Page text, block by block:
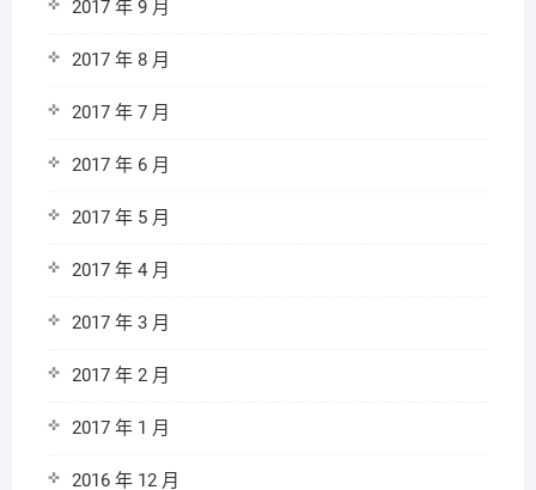
2017 年 9 月
2017 年 8 月
2017 年 7 月
2017 年 6 月
2017 年 5 月
2017 年 4 月
2017 年 3 月
2017 年 2 月
2017 年 1 月
2016 年 12 月